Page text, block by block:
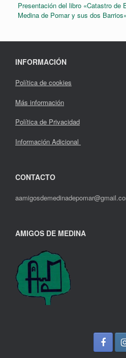
Presentación del libro «Catastro de
Medina de Pomar y sus dos Barrios»
INFORMACIÓN
Política de cookies
Más información
Política de Privacidad
Información Adicional
CONTACTO
AMIGOS DE MEDINA